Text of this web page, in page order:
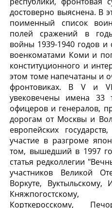
достоверно выяснена. В
поименный список
полей сражений в годы
войны 1939-1940 годов
военкоматами Коми и
конституционного и
этом томе напечатаны и
фронтовиках. В V и
увековечены имена 33
офицеров и генералов,
дорогам от Москвы и
европейских
участие в разгроме
том, вышедший в 1997
статья редколлегии
участников Великой
Воркуте, Вуктыльскому,
Корткеросскому,